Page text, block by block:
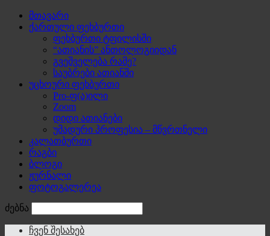
მთავარი
ქართული ფეხბურთი
ფეხბურთი ტფილისში
“ათიანის” ანთოლოგიიდან
გვეშველება რამე?
საუბრები ათიანში
უცხოური ფეხბურთი
Pro-ფ(ა)ილი
Zoom
დიდი ათიანები
უმადური პროფესია – მწვრთნელი
კალათბურთი
რაგბი
ბლოგი
ჟურნალი
ფოტოგალერეა
ძებნა
ჩვენ შესახებ